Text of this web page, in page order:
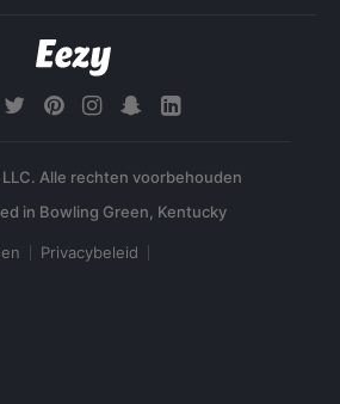
Alle rechten voorbehouden
Privacybeleid